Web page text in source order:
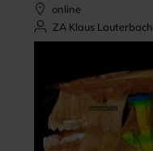
online
ZA Klaus Lauterbach